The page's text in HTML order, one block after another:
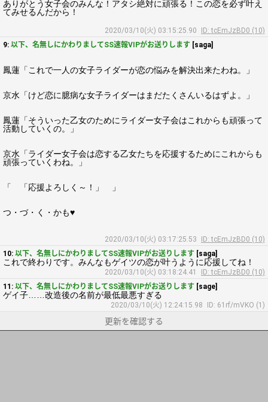
ありがとう女子会のみんな！アタシ絶対に頑張る！この恋を必ず叶え
てみせるんだから！
2020/03/10(火) 03:15:25.90
ID: tcEmJzBD0 (10)
9: 以下、名無しにかわりましてSS速報VIPがお送りします [saga]
鳳蓮「これで一人の女子ライダーが恋の悩みを解決出来たわね。」
京水「けど恋に臆病な女子ライダーはまだたくさんいるはずよ。」
鳳蓮「そういった乙女のためにライダー女子会はこれからも頑張って
活動していくの。」
京水「ライダー女子会は恋する乙女たちを応援するためにこれからも
頑張っていくわね。」
「 「応援よろしく～！」 」
つ・づ・く・かも♥
2020/03/10(火) 03:17:25.53
ID: tcEmJzBD0 (10)
10: 以下、名無しにかわりましてSS速報VIPがお送りします [saga]
これで終わりです。みんなもゲイツの恋が叶うように応援してね！
2020/03/10(火) 03:18:24.41
ID: tcEmJzBD0 (10)
11: 以下、名無しにかわりましてSS速報VIPがお送りします [sage]
ゲイ子……改造後の名前が最低最悪すぎる
2020/03/10(火) 12:24:15.98 ID: 61rf/mVKO (1)
更新を確認する